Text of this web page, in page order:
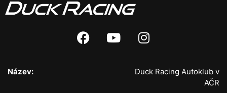
Název:
Duck Racing Autoklub v
AČR